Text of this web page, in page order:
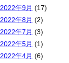
2022年9月 (17)
2022年8月 (2)
2022年7月 (3)
2022年5月 (1)
2022年4月 (6)